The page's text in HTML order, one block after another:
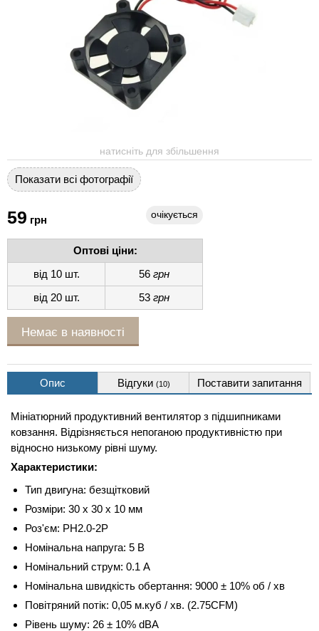
натисніть для збільшення
Показати всі фотографії
59 грн очікується
Оптові ціни:
від 10 шт.
56грн
від 20 шт.
53грн
Немає в наявності
Опис Відгуки (10) Поставити запитання
Мініатюрний продуктивний вентилятор з підшипниками
ковзання. Відрізняється непоганою продуктивністю при
відносно низькому рівні шуму.
Характеристики:
Тип двигуна: безщітковий
Розміри: 30 х 30 х 10 мм
Роз'єм: PH2.0-2P
Номінальна напруга: 5 В
Номінальний струм: 0.1 А
Номінальна швидкість обертання: 9000 ± 10% об / хв
Повітряний потік: 0,05 м.куб / хв. (2.75CFM)
Рівень шуму: 26 ± 10% dBA